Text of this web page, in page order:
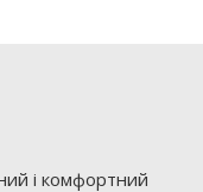
і комфортний